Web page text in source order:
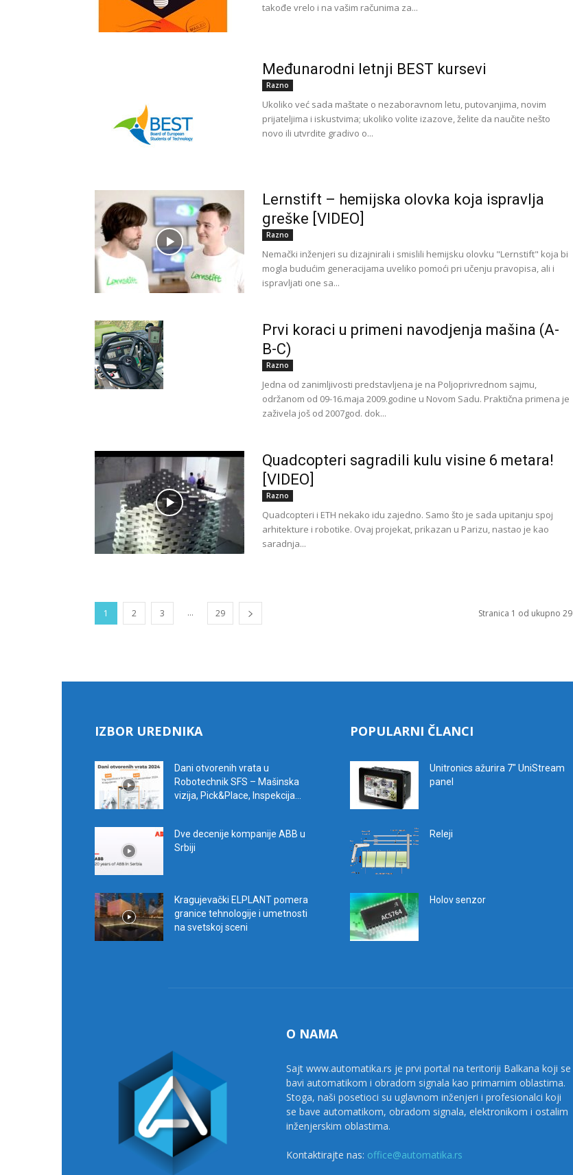
takođe vrelo i na vašim računima za...
Međunarodni letnji BEST kursevi
Razno
Ukoliko već sada maštate o nezaboravnom letu, putovanjima, novim
prijateljima i iskustvima; ukoliko volite izazove, želite da naučite nešto
novo ili utvrdite gradivo o...
Lernstift – hemijska olovka koja ispravlja
greške [VIDEO]
Razno
Nemački inženjeri su dizajnirali i smislili hemijsku olovku "Lernstift" koja bi
mogla budućim generacijama uveliko pomoći pri učenju pravopisa, ali i
ispravljati one sa...
Prvi koraci u primeni navodjenja mašina (A-
B-C)
Razno
Jedna od zanimljivosti predstavljena je na Poljoprivrednom sajmu,
održanom od 09-16.maja 2009.godine u Novom Sadu. Praktična primena je
zaživela još od 2007god. dok...
Quadcopteri sagradili kulu visine 6 metara!
[VIDEO]
Razno
Quadcopteri i ETH nekako idu zajedno. Samo što je sada upitanju spoj
arhitekture i robotike. Ovaj projekat, prikazan u Parizu, nastao je kao
saradnja...
1 2 3 ... 29 Stranica 1 od ukupno 29
IZBOR UREDNIKA
Dani otvorenih vrata u
Robotechnik SFS – Mašinska
vizija, Pick&Place, Inspekcija...
Dve decenije kompanije ABB u
Srbiji
Kragujevački ELPLANT pomera
granice tehnologije i umetnosti
na svetskoj sceni
POPULARNI ČLANCI
Unitronics ažurira 7″ UniStream
panel
Releji
Holov senzor
O NAMA
Sajt www.automatika.rs je prvi portal na teritoriji Balkana koji se
bavi automatikom i obradom signala kao primarnim oblastima.
Stoga, naši posetioci su uglavnom inženjeri i profesionalci koji
se bave automatikom, obradom signala, elektronikom i ostalim
inženjerskim oblastima.
Kontaktirajte nas: office@automatika.rs